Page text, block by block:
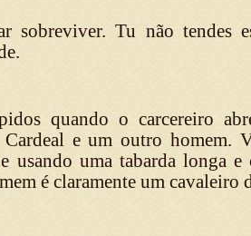
sobreviver. Tu não tendes
quando o carcereiro
e um outro homem.
usando uma tabarda longa
é claramente um cavaleiro